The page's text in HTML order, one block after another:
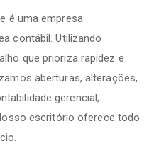
é uma empresa
contábil. Utilizando
que prioriza rapidez e
aberturas, alterações,
gerencial,
escritório oferece todo